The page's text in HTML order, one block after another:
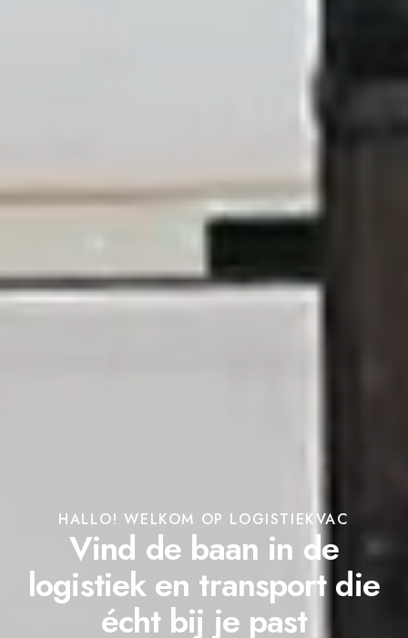
HALLO! WELKOM OP LOGISTIEKVAC
Vind de baan in de
logistiek en transport die
écht bij je past